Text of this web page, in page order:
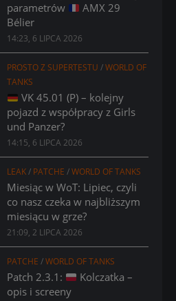
parametrów
AMX 29
Bélier
14:23, 6 LIPCA 2026
PROSTO Z SUPERTESTU /WORLD OF
TANKS
VK 45.01 (P) – kolejny
pojazd z współpracy z Girls
und Panzer?
14:15, 6 LIPCA 2026
LEAK/ PATCHE /WORLD OF TANKS
Miesiąc w WoT: Lipiec, czyli
co nasz czeka w najbliższym
miesiącu w grze?
21:09, 2 LIPCA 2026
PATCHE /WORLD OF TANKS
Patch 2.3.1:
Kolczatka –
opis i screeny